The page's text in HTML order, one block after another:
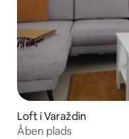
Loft i Varaždin
Åben plads